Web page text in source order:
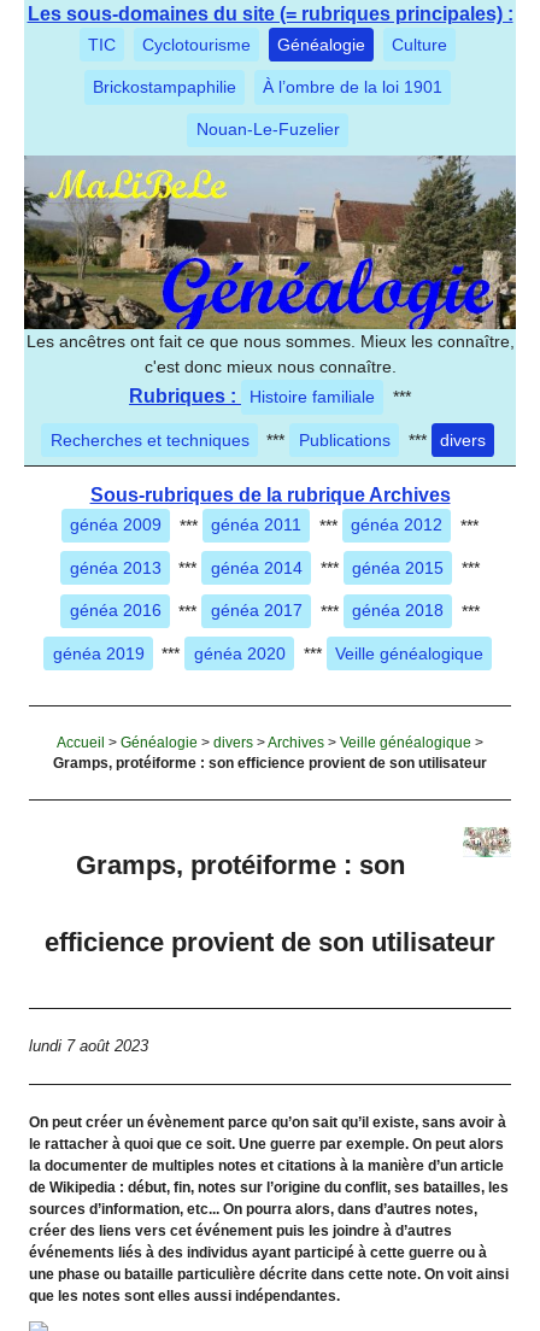
Les sous-domaines du site (= rubriques principales) :
TIC Cyclotourisme Généalogie Culture
Brickostampaphilie À l’ombre de la loi 1901
Nouan-Le-Fuzelier
Les ancêtres ont fait ce que nous sommes. Mieux les connaître,
c'est donc mieux nous connaître.
Rubriques : Histoire familiale ***
Recherches et techniques *** Publications *** divers
Sous-rubriques de la rubrique Archives
généa 2009 *** généa 2011 *** généa 2012 ***
généa 2013 *** généa 2014 *** généa 2015 ***
généa 2016 *** généa 2017 *** généa 2018 ***
généa 2019 *** généa 2020 *** Veille généalogique
Accueil > Généalogie > divers >Archives > Veille généalogique >
Gramps, protéiforme : son efficience provient de son utilisateur
Gramps, protéiforme : son
efficience provient de son utilisateur
lundi 7 août 2023
On peut créer un évènement parce qu’on sait qu’il existe, sans avoir à
le rattacher à quoi que ce soit. Une guerre par exemple. On peut alors
la documenter de multiples notes et citations à la manière d’un article
de Wikipedia : début, fin, notes sur l’origine du conflit, ses batailles, les
sources d’information, etc... On pourra alors, dans d’autres notes,
créer des liens vers cet événement puis les joindre à d’autres
événements liés à des individus ayant participé à cette guerre ou à
une phase ou bataille particulière décrite dans cette note. On voit ainsi
que les notes sont elles aussi indépendantes.